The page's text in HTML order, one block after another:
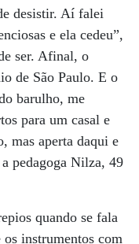
desistir. Aí falei
e ela cedeu”,
ser. Afinal, o
de São Paulo. E o
barulho, me
para um casal e
mas aperta daqui e
pedagoga Nilza, 49
quando se fala
instrumentos com